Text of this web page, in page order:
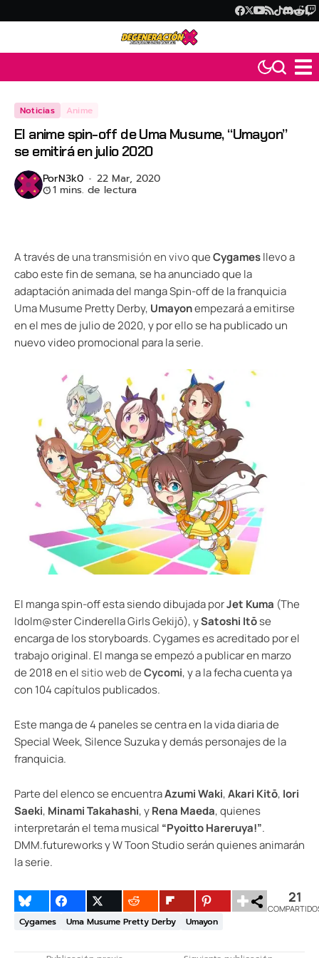
Noticias Anime
El anime spin-off de Uma Musume, “Umayon”
se emitirá en julio 2020
PorN3k0 22 Mar, 2020
1 mins. de lectura
A través de una transmisión en vivoqueCygamesllevo a
cabo este fin de semana, se ha anunciado que la
adaptación animada del manga Spin-off de la franquicia
Uma Musume Pretty Derby, Umayonempezará a emitirse
en el mes de julio de 2020, y por ello se ha publicado un
nuevo video promocional para la serie.
El manga spin-off esta siendo dibujada porJet Kuma (The
Idolm@ster Cinderella Girls Gekijō), ySatoshi Itōse
encarga de los storyboards. Cygames es acreditado por el
trabajo original. El manga se empezó a publicar en marzo
de 2018 en elsitio web deCycomi, y a la fecha cuenta ya
con 104 capítulos publicados.
Este manga de 4 paneles se centra en la vida diaria de
Special Week, Silence Suzuka y demás personajes de la
franquicia.
Parte del elenco se encuentraAzumi Waki,Akari Kitō, Iori
Saeki, Minami Takahashi, yRena Maeda, quienes
interpretarán el tema musical “Pyoitto Hareruya!”.
DMM.futureworks y W Toon Studio serán quienes animarán
la serie.
21
Cygames Uma Musume Pretty Derby Umayon